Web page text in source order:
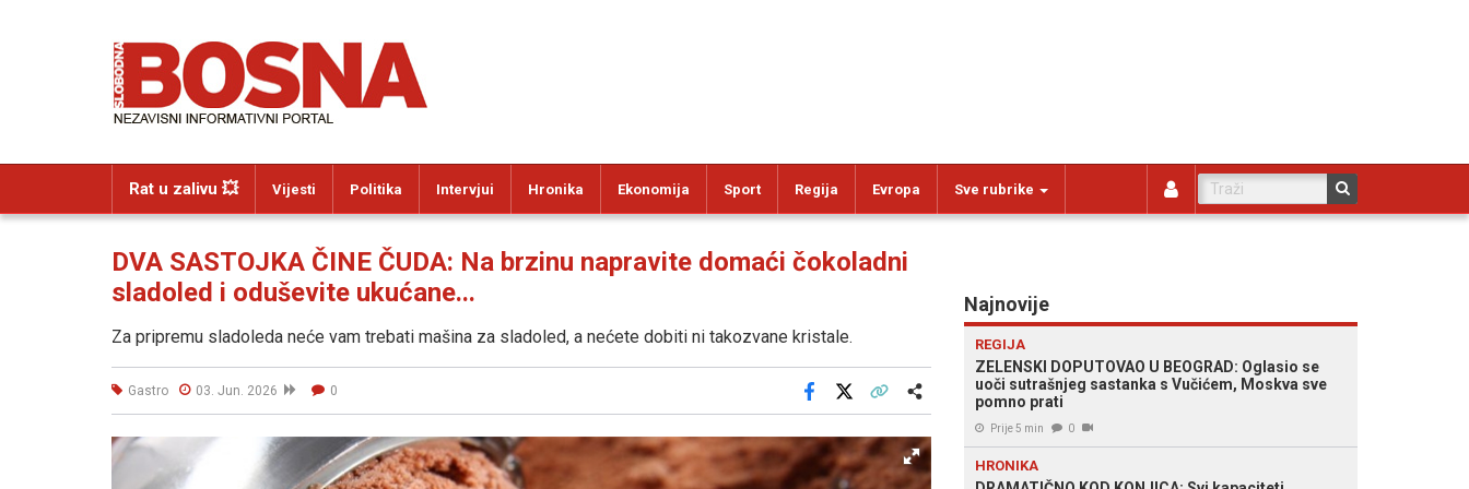
Rat u zalivu 💥 Vijesti Politika Intervjui Hronika Ekonomija Sport Regija Evropa Sve rubrike
DVA SASTOJKA ČINE ČUDA: Na brzinu napravite domaći čokoladni
sladoled i oduševite ukućane...
Za pripremu sladoleda neće vam trebati mašina za sladoled, a nećete dobiti ni takozvane kristale.
Gastro 03. Jun. 2026 0
Facebook
Najnovije
REGIJA
ZELENSKI DOPUTOVAO U BEOGRAD: Oglasio se
uoči sutrašnjeg sastanka s Vučićem, Moskva sve
pomno prati
Prije 5 min 0
HRONIKA